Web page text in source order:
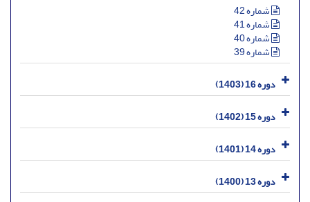
شماره 42
شماره 41
شماره 40
شماره 39
دوره 16 (1403)
دوره 15 (1402)
دوره 14 (1401)
دوره 13 (1400)